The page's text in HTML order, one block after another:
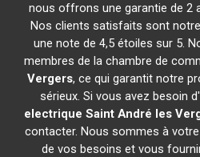
nous offrons une garantie de 2
Nos clients satisfaits sont
une note de 4,5 étoiles sur 5.
membres de la chambre de
Vergers, ce qui garantit notre
sérieux. Si vous avez besoin
electrique Saint André les
contacter. Nous sommes à
de vos besoins et vous